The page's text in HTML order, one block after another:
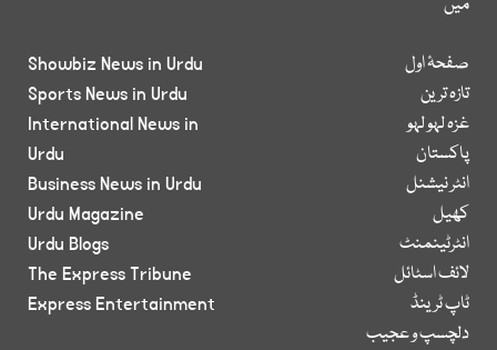
میں
صفحۂ اول
تازہ ترین
غزہ لہو لہو
پاکستان
انٹر نیشنل
کھیل
انٹرٹینمنٹ
لائف اسٹائل
ٹاپ ٹرینڈ
دلچسپ و عجیب
Showbiz News in Urdu
Sports News in Urdu
International News in
Urdu
Business News in Urdu
Urdu Magazine
Urdu Blogs
The Express Tribune
Express Entertainment